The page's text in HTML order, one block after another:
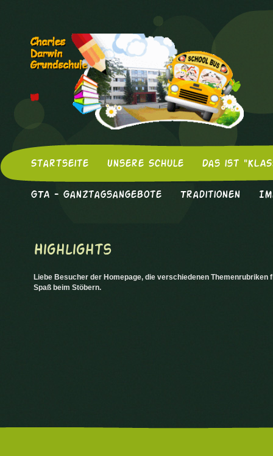
Startseite Unsere Schule Das ist
GTA - Ganztagsangebote Traditionen
Highlights
Liebe Besucher der Homepage, die verschiedenen Themenrubriken
Spaß beim Stöbern.